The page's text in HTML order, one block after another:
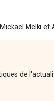
Melki et
de